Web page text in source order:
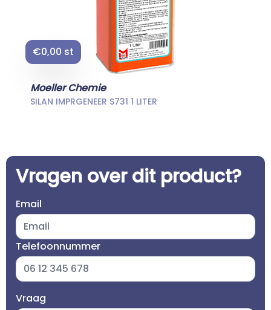
€0,00 st
Moeller Chemie
SILAN IMPRGENEER S731 1 LITER
Vragen over dit product?
Email
Telefoonnummer
Vraag